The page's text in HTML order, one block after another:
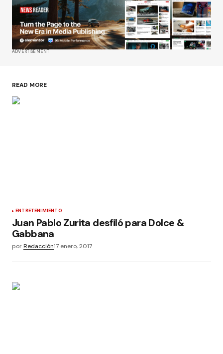
ADVERTISEMENT
READ MORE
ENTRETENIMIENTO
Juan Pablo Zurita desfiló para Dolce &
Gabbana
porRedacción17 enero, 2017